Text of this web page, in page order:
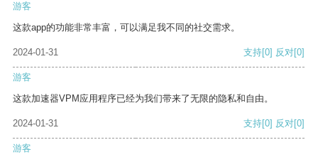
游客
这款app的功能非常丰富，可以满足我不同的社交需求。
2024-01-31 支持[0] 反对[0]
游客
这款加速器VPM应用程序已经为我们带来了无限的隐私和自由。
2024-01-31 支持[0] 反对[0]
游客